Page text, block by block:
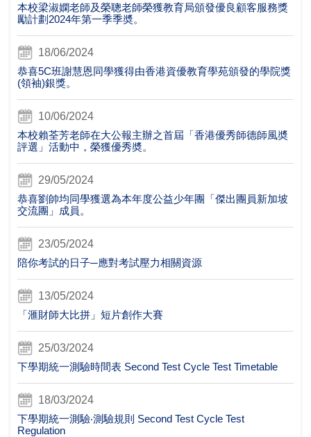
本校梁淑嫻老師及榮聰老師榮獲教育局頒發優良顧客服務獎
勵計劃2024年第一季季奬。
18/06/2024
恭喜5C班謝慧恩同學獲得由香港資優教育學苑頒發的學院獎
(領袖)銀獎。
10/06/2024
本校賴荃芳老師在大公報主辦之首屆「香港優秀師德師風奬
評選」活動中，榮獲優秀奬。
29/05/2024
恭喜劉帥均同學獲選為本年度公益少年團「傑出團員新加坡
交流團」成員。
23/05/2024
陪你考試的日子─應對考試壓力相關資源
13/05/2024
「滙財師大比拼」短片創作大賽
25/03/2024
下學期統一測驗時間表 Second Test Cycle Test Timetable
18/03/2024
下學期統一測驗‧測驗規則 Second Test Cycle Test
Regulation